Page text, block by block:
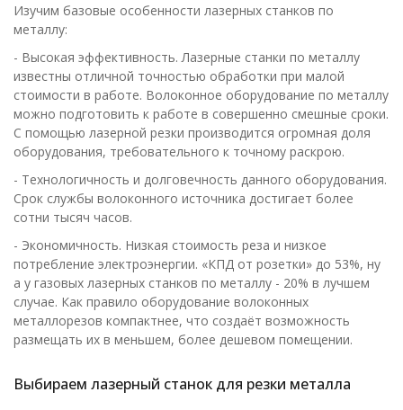
Изучим базовые особенности лазерных станков по
металлу:
- Высокая эффективность. Лазерные станки по металлу
известны отличной точностью обработки при малой
стоимости в работе. Волоконное оборудование по металлу
можно подготовить к работе в совершенно смешные сроки.
С помощью лазерной резки производится огромная доля
оборудования, требовательного к точному раскрою.
- Технологичность и долговечность данного оборудования.
Срок службы волоконного источника достигает более
сотни тысяч часов.
- Экономичность. Низкая стоимость реза и низкое
потребление электроэнергии. «КПД от розетки» до 53%, ну
а у газовых лазерных станков по металлу - 20% в лучшем
случае. Как правило оборудование волоконных
металлорезов компактнее, что создаёт возможность
размещать их в меньшем, более дешевом помещении.
Выбираем лазерный станок для резки металла